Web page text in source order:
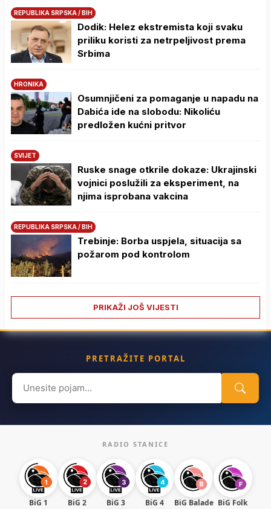
REPUBLIKA SRPSKA / BIH
Dodik: Helez ekstremista koji svaku
priliku koristi za netrpeljivost prema
Srbima
HRONIKA
Osumnjičeni za pomaganje u napadu na
Dabića ide na slobodu: Nikoliću
predložen kućni pritvor
SVIJET
Ruske snage otkrile dokaze: Ukrajinski
vojnici poslužili za eksperiment, na
njima isprobana vakcina
REPUBLIKA SRPSKA / BIH
Trebinje: Borba uspjela, situacija sa
požarom pod kontrolom
PRIKAŽI JOŠ VIJESTI
PRETRAŽITE PORTAL
Search
for:
RADIO STANICE
BiG 1 BiG 2 BiG 3 BiG 4 BiG Balade BiG Folk